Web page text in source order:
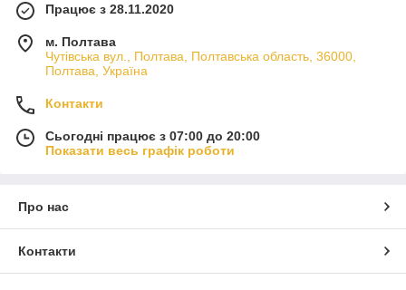
Працює з 28.11.2020
м. Полтава
Чутівська вул., Полтава, Полтавська область, 36000,
Полтава, Україна
Контакти
Сьогодні працює з 07:00 до 20:00
Показати весь графік роботи
Про нас
Контакти